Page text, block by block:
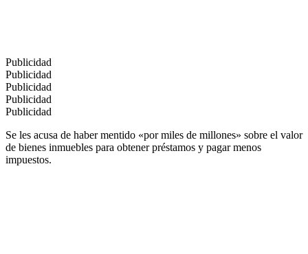
Publicidad
Publicidad
Publicidad
Publicidad
Publicidad
Se les acusa de haber mentido «por miles de millones» sobre el valor
de bienes inmuebles para obtener préstamos y pagar menos
impuestos.